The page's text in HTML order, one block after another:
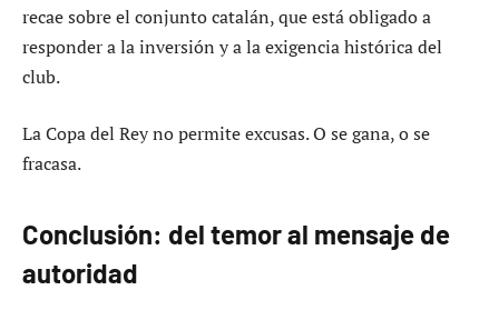
recae sobre el conjunto catalán, que está obligado a
responder a la inversión y a la exigencia histórica del
club.
La Copa del Rey no permite excusas. O se gana, o se
fracasa.
Conclusión: del temor al mensaje de
autoridad